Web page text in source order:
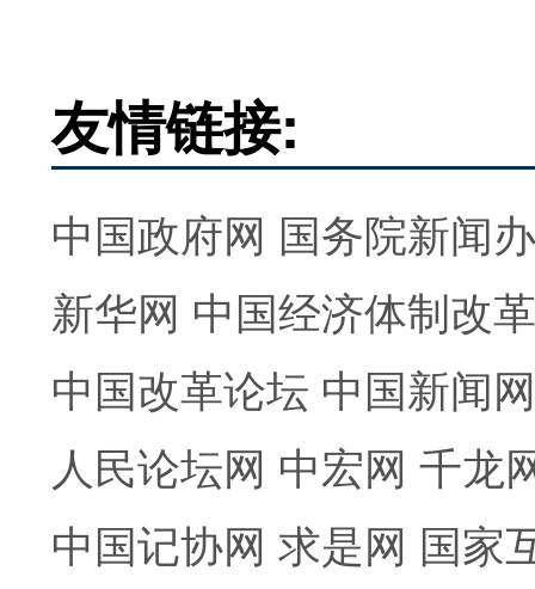
友情链接:
中国政府网 国务院新闻
新华网 中国经济体制改
中国改革论坛 中国新闻网
人民论坛网 中宏网 千龙
中国记协网 求是网 国家